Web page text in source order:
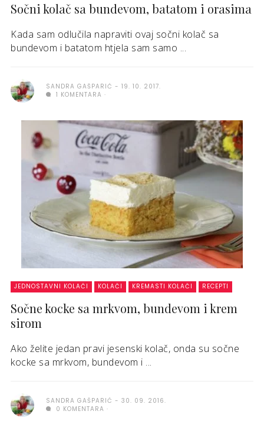
Sočni kolač sa bundevom, batatom i orasima
Kada sam odlučila napraviti ovaj sočni kolač sa
bundevom i batatom htjela sam samo ...
SANDRA GAŠPARIĆ
19. 10. 2017.
1 KOMENTARA
JEDNOSTAVNI KOLAČI KOLAČI KREMASTI KOLAČI RECEPTI
Sočne kocke sa mrkvom, bundevom i krem
sirom
Ako želite jedan pravi jesenski kolač, onda su sočne
kocke sa mrkvom, bundevom i ...
SANDRA GAŠPARIĆ
30. 09. 2016.
0 KOMENTARA